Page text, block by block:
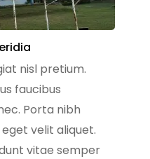
nisl pretium.
faucibus
Porta nibh
velit aliquet.
vitae semper